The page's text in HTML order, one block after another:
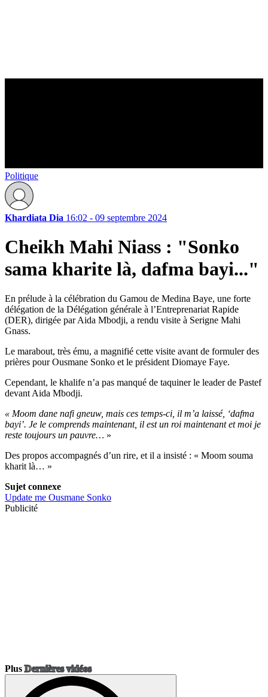
Politique
Khardiata Dia 16:02 - 09 septembre 2024
Cheikh Mahi Niass : "Sonko
sama kharite là, dafma bayi..."
En prélude à la célébration du Gamou de Medina Baye, une forte
délégation de la Délégation générale à l’Entreprenariat Rapide
(DER), dirigée par Aida Mbodji, a rendu visite à Serigne Mahi
Gnass.
Le marabout, très ému, a magnifié cette visite avant de formuler des
prières pour Ousmane Sonko et le président Diomaye Faye.
Cependant, le khalife n’a pas manqué de taquiner le leader de Pastef
devant Aida Mbodji.
« Moom dane nafi gneuw, mais ces temps-ci, il m’a laissé, ‘dafma
bayi’. Je le comprends maintenant, il est un roi maintenant et moi je
reste toujours un pauvre… »
Des propos accompagnés d’un rire, et il a insisté : « Moom souma
kharit là… »
Sujet connexe
Update me Ousmane Sonko
Publicité
PlusDernières vidéos